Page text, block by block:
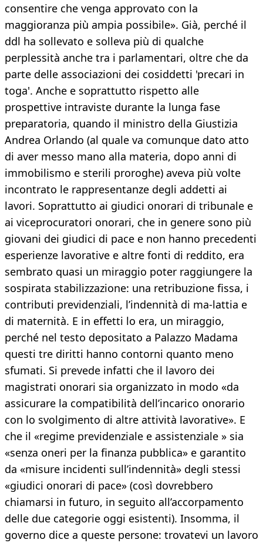
consentire che venga approvato con la
maggioranza più ampia possibile». Già, perché il
ddl ha sollevato e solleva più di qualche
perplessità anche tra i parlamentari, oltre che da
parte delle associazioni dei cosiddetti 'precari in
toga'. Anche e soprattutto rispetto alle
prospettive intraviste durante la lunga fase
preparatoria, quando il ministro della Giustizia
Andrea Orlando (al quale va comunque dato atto
di aver messo mano alla materia, dopo anni di
immobilismo e sterili proroghe) aveva più volte
incontrato le rappresentanze degli addetti ai
lavori. Soprattutto ai giudici onorari di tribunale e
ai viceprocuratori onorari, che in genere sono più
giovani dei giudici di pace e non hanno precedenti
esperienze lavorative e altre fonti di reddito, era
sembrato quasi un miraggio poter raggiungere la
sospirata stabilizzazione: una retribuzione fissa, i
contributi previdenziali, l’indennità di ma-lattia e
di maternità. E in effetti lo era, un miraggio,
perché nel testo depositato a Palazzo Madama
questi tre diritti hanno contorni quanto meno
sfumati. Si prevede infatti che il lavoro dei
magistrati onorari sia organizzato in modo «da
assicurare la compatibilità dell’incarico onorario
con lo svolgimento di altre attività lavorative». E
che il «regime previdenziale e assistenziale » sia
«senza oneri per la finanza pubblica» e garantito
da «misure incidenti sull’indennità» degli stessi
«giudici onorari di pace» (così dovrebbero
chiamarsi in futuro, in seguito all’accorpamento
delle due categorie oggi esistenti). Insomma, il
governo dice a queste persone: trovatevi un lavoro